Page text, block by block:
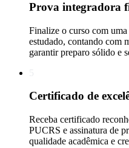
Prova integradora
Finalize o curso com
estudado, contando com
garantir preparo sólido e
Certificado de
Receba certificado
PUCRS e assinatura de
qualidade acadêmica e